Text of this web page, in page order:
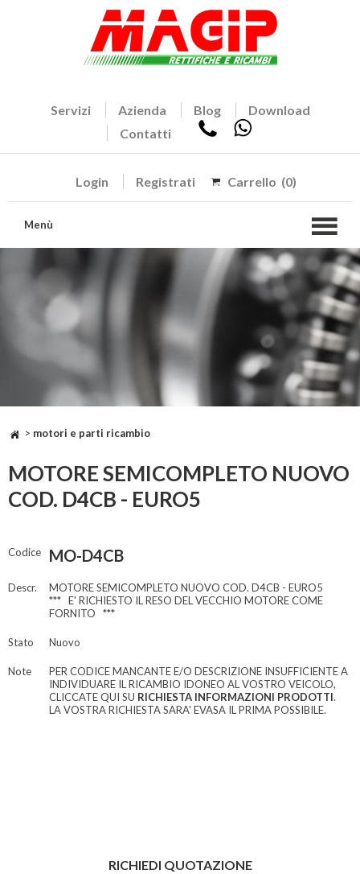
Servizi Azienda Blog
Download
Contatti
Login Registrati Carrello (0)
Menù
> motori e parti ricambio
MOTORE SEMICOMPLETO NUOVO
COD. D4CB - EURO5
Codice MO-D4CB
Descr.
MOTORE SEMICOMPLETO NUOVO COD. D4CB - EURO5
*** E' RICHIESTO IL RESO DEL VECCHIO MOTORE COME
FORNITO ***
Stato Nuovo
Note
PER CODICE MANCANTE E/O DESCRIZIONE INSUFFICIENTE A
INDIVIDUARE IL RICAMBIO IDONEO AL VOSTRO VEICOLO,
CLICCATE QUI SU RICHIESTA INFORMAZIONI PRODOTTI.
LA VOSTRA RICHIESTA SARA' EVASA IL PRIMA POSSIBILE.
RICHIEDI QUOTAZIONE